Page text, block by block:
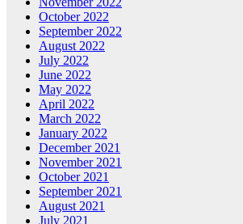
October 2022
September 2022
August 2022
July 2022
June 2022
May 2022
April 2022
March 2022
January 2022
December 2021
November 2021
October 2021
September 2021
August 2021
July 2021